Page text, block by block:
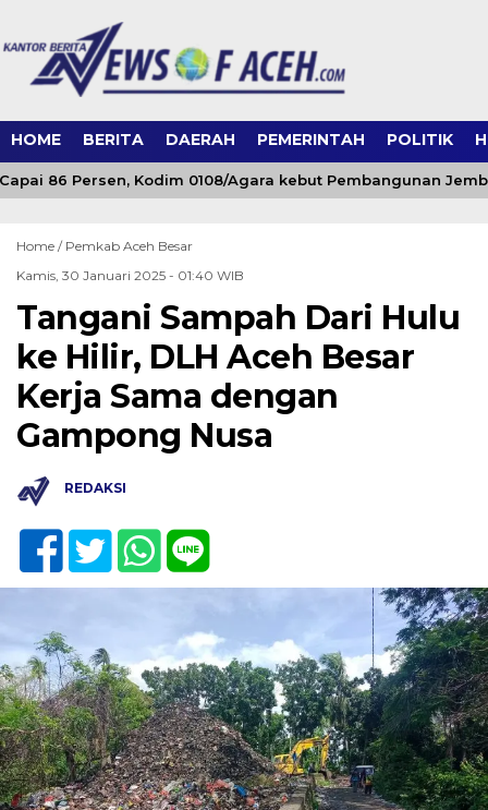
HOME BERITA DAERAH PEMERINTAH POLITIK
86 Persen, Kodim 0108/Agara kebut Pembangunan
Home / Pemkab Aceh Besar
Kamis, 30 Januari 2025 - 01:40 WIB
Tangani Sampah Dari Hulu
ke Hilir, DLH Aceh Besar
Kerja Sama dengan
Gampong Nusa
REDAKSI